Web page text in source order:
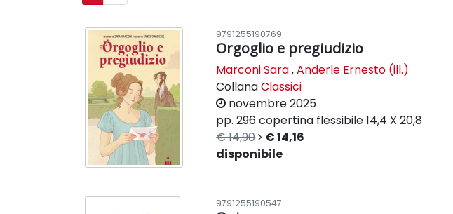
9791255190769
Orgoglio e pregiudizio
Marconi Sara,Anderle Ernesto (ill.)
CollanaClassici
novembre 2025
pp. 296 copertina flessibile14,4 X 20,8
€ 14,90
€ 14,16
disponibile
9791255190547